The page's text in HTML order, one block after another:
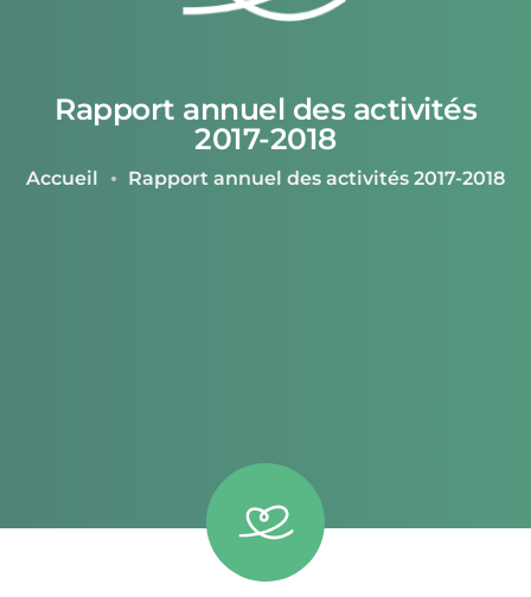
Rapport annuel des activités
2017-2018
Accueil Rapport annuel des activités 2017-2018